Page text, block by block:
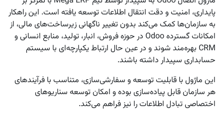
پایداری، امنیت و دقت انتقال اطلاعات توسعه یافته است. این راهکار
به سازمان‌ها کمک می‌کند بدون تغییر ناگهانی زیرساخت‌های مالی، از
امکانات گسترده Odoo در حوزه فروش، انبار، تولید، منابع انسانی و
CRM بهره‌مند شوند و در عین حال ارتباط یکپارچه‌ای با سیستم
حسابداری سپیدار داشته باشند.
این ماژول با قابلیت توسعه و سفارشی‌سازی، متناسب با فرآیندهای
هر سازمان قابل پیاده‌سازی بوده و امکان توسعه سناریوهای
اختصاصی تبادل اطلاعات را نیز فراهم می‌کند.